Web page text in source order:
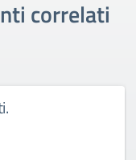
correlati